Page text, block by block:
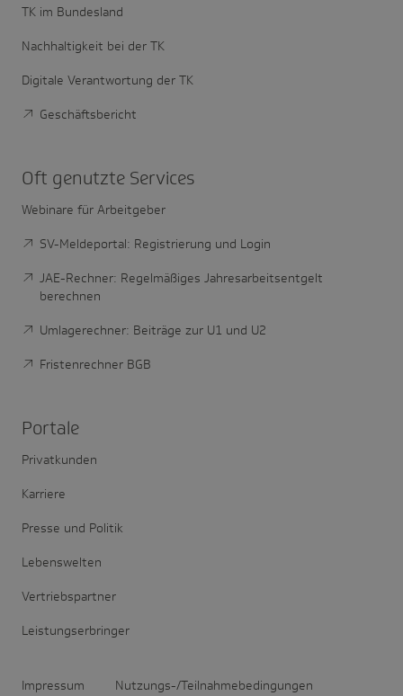
TK im Bundesland
Nachhaltigkeit bei der TK
Digitale Verantwortung der TK
Geschäftsbericht
Oft genutzte Services
Webinare für Arbeitgeber
SV-Meldeportal: Registrierung und Login
JAE-Rechner: Regelmäßiges Jahresarbeitsentgelt
berechnen
Umlagerechner: Beiträge zur U1 und U2
Fristenrechner BGB
Portale
Privatkunden
Karriere
Presse und Politik
Lebenswelten
Vertriebspartner
Leistungserbringer
Impressum Nutzungs-/Teilnahmebedingungen